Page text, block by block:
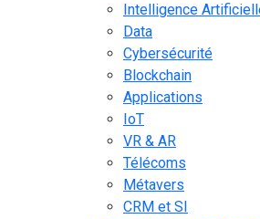
Intelligence
Data
Cybersécurité
Blockchain
Applications
IoT
VR & AR
Télécoms
Métavers
CRM et SI